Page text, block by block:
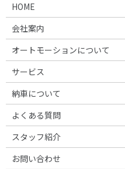
HOME
会社案内
オートモーションについて
サービス
納車について
よくある質問
スタッフ紹介
お問い合わせ